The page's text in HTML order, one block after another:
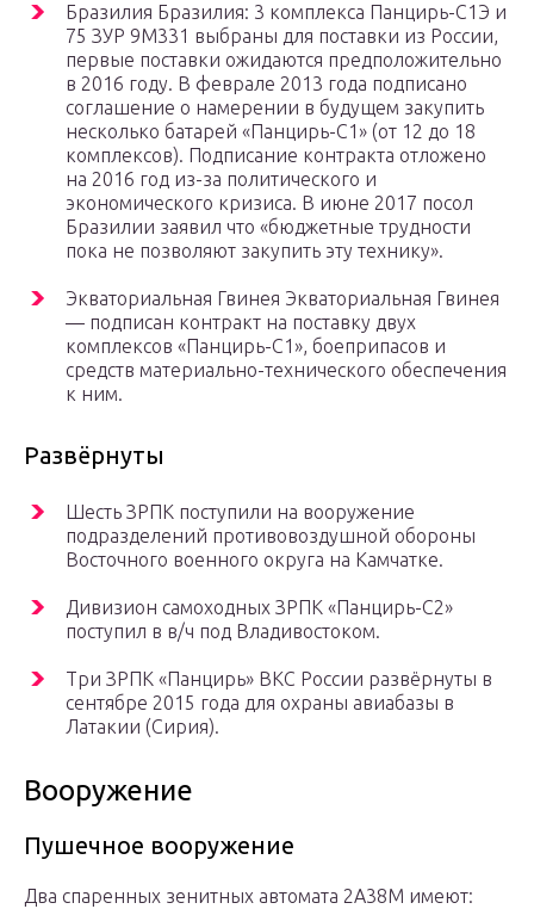
Бразилия Бразилия: 3 комплекса Панцирь-С1Э и
75 ЗУР 9М331 выбраны для поставки из России,
первые поставки ожидаются предположительно
в 2016 году. В феврале 2013 года подписано
соглашение о намерении в будущем закупить
несколько батарей «Панцирь-С1» (от 12 до 18
комплексов). Подписание контракта отложено
на 2016 год из-за политического и
экономического кризиса. В июне 2017 посол
Бразилии заявил что «бюджетные трудности
пока не позволяют закупить эту технику».
Экваториальная Гвинея Экваториальная Гвинея
— подписан контракт на поставку двух
комплексов «Панцирь-С1», боеприпасов и
средств материально-технического обеспечения
к ним.
Развёрнуты
Шесть ЗРПК поступили на вооружение
подразделений противовоздушной обороны
Восточного военного округа на Камчатке.
Дивизион самоходных ЗРПК «Панцирь-С2»
поступил в в/ч под Владивостоком.
Три ЗРПК «Панцирь» ВКС России развёрнуты в
сентябре 2015 года для охраны авиабазы в
Латакии (Сирия).
Вооружение
Пушечное вооружение
Два спаренных зенитных автомата 2А38М имеют: